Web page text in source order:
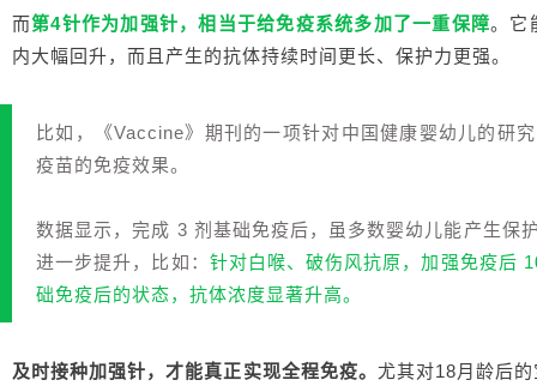
而第4针作为加强针，相当于给免疫系统多加了一重保障。它
内大幅回升，而且产生的抗体持续时间更长、保护力更强。
比如，《Vaccine》期刊的一项针对中国健康婴幼儿的研
疫苗的免疫效果。
数据显示，完成 3 剂基础免疫后，虽多数婴幼儿能产生保
进一步提升，比如： 针对白喉、破伤风抗原，加强免疫后
础免疫后的状态，抗体浓度显著升高。
及时接种加强针，才能真正实现全程免疫。 尤其对18月龄后